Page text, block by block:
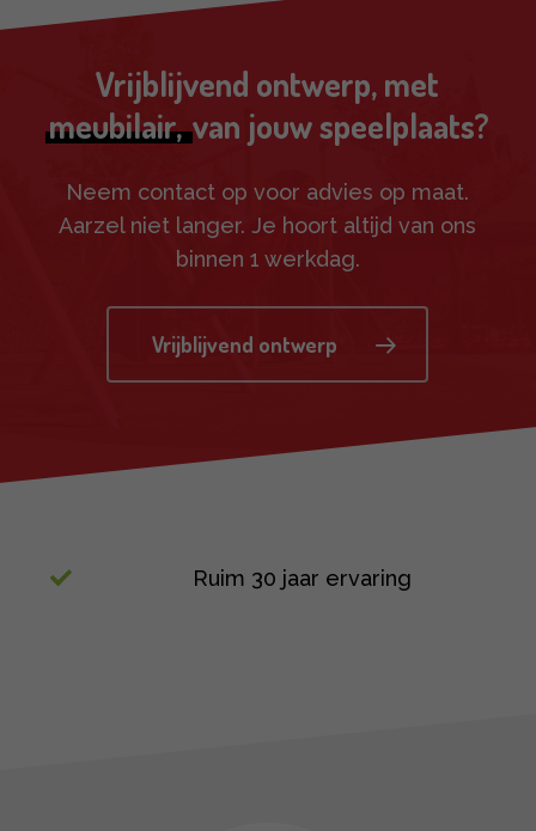
Vrijblijvend ontwerp, met
meubilair,van jouw speelplaats?
Neem contact op voor advies op maat.
Aarzel niet langer. Je hoort altijd van ons
binnen 1 werkdag.
Vrijblijvend ontwerp
Ruim 30 jaar ervaring